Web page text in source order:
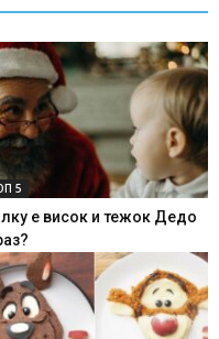
5
е висок и тежок Дедо